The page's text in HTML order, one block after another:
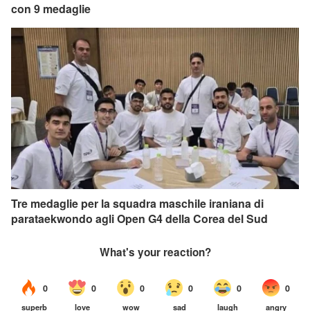
con 9 medaglie
Tre medaglie per la squadra maschile iraniana di
parataekwondo agli Open G4 della Corea del Sud